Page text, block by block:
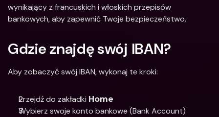
wynikający z francuskich i włoskich przepisów
bankowych, aby zapewnić Twoje bezpieczeństwo.
Gdzie znajdę swój IBAN?
Aby zobaczyć swój IBAN, wykonaj te kroki:
Przejdź do zakładki Home
Wybierz swoje konto bankowe (Bank Account)